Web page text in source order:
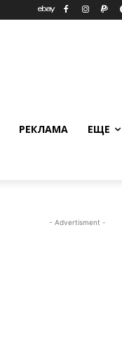
РЕКЛАМА ЕЩЕ
- Advertisment -